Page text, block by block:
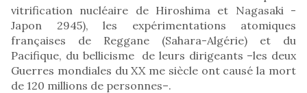
vitrification nucléaire de Hiroshima et Nagasaki -
Japon 2945), les expérimentations atomiques
françaises de Reggane (Sahara-Algérie) et du
Pacifique, du bellicisme de leurs dirigeants –les deux
Guerres mondiales du XX me siècle ont causé la mort
de 120 millions de personnes–.